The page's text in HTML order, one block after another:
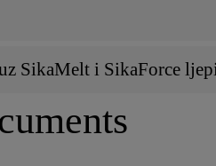
SikaMelt i SikaForce